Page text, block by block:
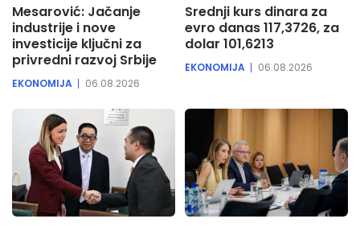
Mesarović: Jačanje
industrije i nove
investicije ključni za
privredni razvoj Srbije
EKONOMIJA 06.08.2026
Srednji kurs dinara za
evro danas 117,3726, za
dolar 101,6213
EKONOMIJA 06.08.2026